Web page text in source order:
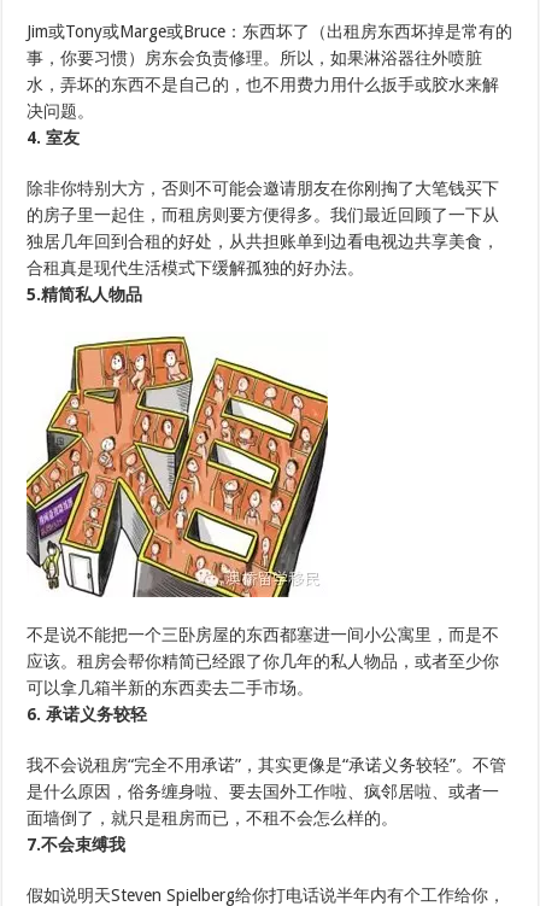
Jim或Tony或Marge或Bruce：东西坏了（出租房东西坏掉是常有的
事，你要习惯）房东会负责修理。所以，如果淋浴器往外喷脏
水，弄坏的东西不是自己的，也不用费力用什么扳手或胶水来解
决问题。
4. 室友
除非你特别大方，否则不可能会邀请朋友在你刚掏了大笔钱买下
的房子里一起住，而租房则要方便得多。我们最近回顾了一下从
独居几年回到合租的好处，从共担账单到边看电视边共享美食，
合租真是现代生活模式下缓解孤独的好办法。
5.精简私人物品
不是说不能把一个三卧房屋的东西都塞进一间小公寓里，而是不
应该。租房会帮你精简已经跟了你几年的私人物品，或者至少你
可以拿几箱半新的东西卖去二手市场。
6. 承诺义务较轻
我不会说租房“完全不用承诺”，其实更像是“承诺义务较轻”。不管
是什么原因，俗务缠身啦、要去国外工作啦、疯邻居啦、或者一
面墙倒了，就只是租房而已，不租不会怎么样的。
7.不会束缚我
假如说明天Steven Spielberg给你打电话说半年内有个工作给你，